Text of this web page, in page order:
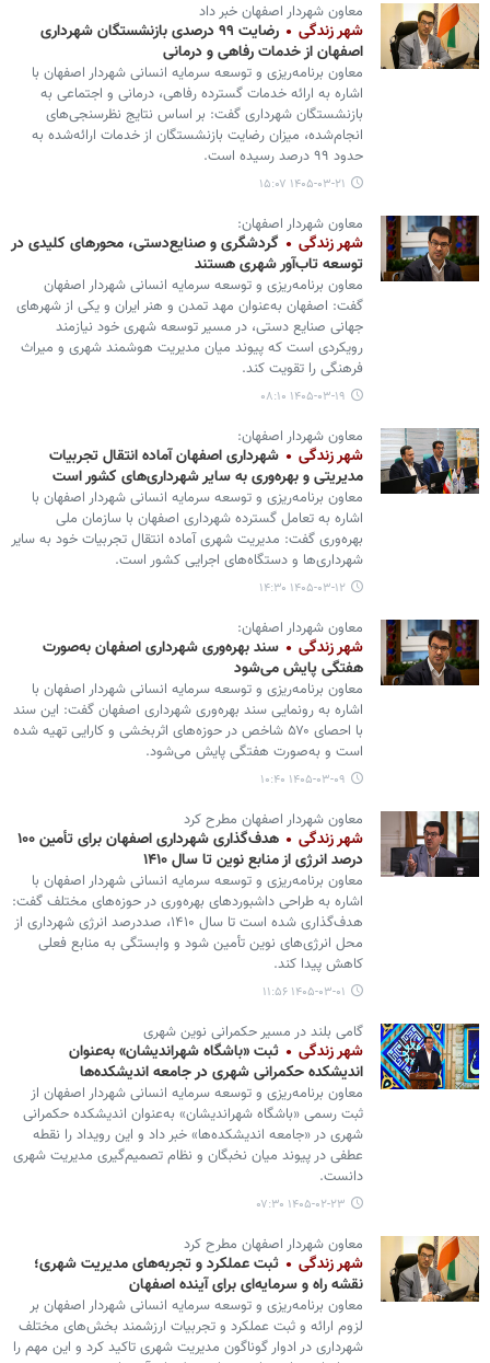
معاون شهردار اصفهان خبر داد
شهر زندگی
رضایت ۹۹ درصدی بازنشستگان شهرداری
اصفهان از خدمات رفاهی و درمانی
معاون برنامه‌ریزی و توسعه سرمایه انسانی شهردار اصفهان با
اشاره به ارائه خدمات گسترده رفاهی، درمانی و اجتماعی به
بازنشستگان شهرداری گفت: بر اساس نتایج نظرسنجی‌های
انجام‌شده، میزان رضایت بازنشستگان از خدمات ارائه‌شده به
حدود ۹۹ درصد رسیده است.
۱۴۰۵-۰۳-۲۱ ۱۵:۰۷
معاون شهردار اصفهان:
شهر زندگی
گردشگری و صنایع‌دستی، محورهای کلیدی در
توسعه تاب‌آور شهری هستند
معاون برنامه‌ریزی و توسعه سرمایه انسانی شهردار اصفهان
گفت: اصفهان به‌عنوان مهد تمدن و هنر ایران و یکی از شهرهای
جهانی صنایع دستی، در مسیر توسعه شهری خود نیازمند
رویکردی است که پیوند میان مدیریت هوشمند شهری و میراث
فرهنگی را تقویت کند.
۱۴۰۵-۰۳-۱۹ ۰۸:۱۰
معاون شهردار اصفهان:
شهر زندگی
شهرداری اصفهان آماده انتقال تجربیات
مدیریتی و بهره‌وری به سایر شهرداری‌های کشور است
معاون برنامه‌ریزی و توسعه سرمایه انسانی شهردار اصفهان با
اشاره به تعامل گسترده شهرداری اصفهان با سازمان ملی
بهره‌وری گفت: مدیریت شهری آماده انتقال تجربیات خود به سایر
شهرداری‌ها و دستگاه‌های اجرایی کشور است.
۱۴۰۵-۰۳-۱۲ ۱۴:۳۰
معاون شهردار اصفهان:
شهر زندگی
سند بهره‌وری شهرداری اصفهان به‌صورت
هفتگی پایش می‌شود
معاون برنامه‌ریزی و توسعه سرمایه انسانی شهردار اصفهان با
اشاره به رونمایی سند بهره‌وری شهرداری اصفهان گفت: این سند
با احصای ۵۷۰ شاخص در حوزه‌های اثربخشی و کارایی تهیه شده
است و به‌صورت هفتگی پایش می‌شود.
۱۴۰۵-۰۳-۰۹ ۱۰:۴۰
معاون شهردار اصفهان مطرح کرد
شهر زندگی
هدف‌گذاری شهرداری اصفهان برای تأمین ۱۰۰
درصد انرژی از منابع نوین تا سال ۱۴۱۰
معاون برنامه‌ریزی و توسعه سرمایه انسانی شهردار اصفهان با
اشاره به طراحی داشبوردهای بهره‌وری در حوزه‌های مختلف گفت:
هدف‌گذاری شده است تا سال ۱۴۱۰، صددرصد انرژی شهرداری از
محل انرژی‌های نوین تأمین شود و وابستگی به منابع فعلی
کاهش پیدا کند.
۱۴۰۵-۰۳-۰۱ ۱۱:۵۶
گامی بلند در مسیر حکمرانی نوین شهری
شهر زندگی
ثبت «باشگاه شهراندیشان» به‌عنوان
اندیشکده حکمرانی شهری در جامعه اندیشکده‌ها
معاون برنامه‌ریزی و توسعه سرمایه انسانی شهردار اصفهان از
ثبت رسمی «باشگاه شهراندیشان» به‌عنوان اندیشکده حکمرانی
شهری در «جامعه اندیشکده‌ها» خبر داد و این رویداد را نقطه
عطفی در پیوند میان نخبگان و نظام تصمیم‌گیری مدیریت شهری
دانست.
۱۴۰۵-۰۲-۲۳ ۰۷:۳۰
معاون شهردار اصفهان مطرح کرد
شهر زندگی
ثبت عملکرد و تجربه‌های مدیریت شهری؛
نقشه راه و سرمایه‌ای برای آینده اصفهان
معاون برنامه‌ریزی و توسعه سرمایه انسانی شهردار اصفهان بر
لزوم ارائه و ثبت عملکرد و تجربیات ارزشمند بخش‌های مختلف
شهرداری در ادوار گوناگون مدیریت شهری تاکید کرد و این مهم را